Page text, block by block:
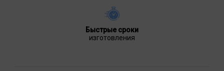
Быстрые сроки
изготовления